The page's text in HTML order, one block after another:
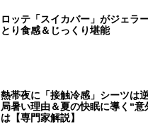
ロッテ「スイカバー」がジェラ
とり食感＆じっくり堪能
熱帯夜に「接触冷感」シーツは
局暑い理由＆夏の快眠に導く“意
は【専門家解説】